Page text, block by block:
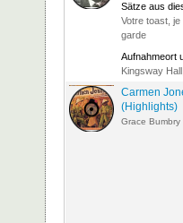
Sätze aus
Votre toast,
garde
Aufnahmeort
Kingsway
Carmen
(Highlights)
Grace Bumbry